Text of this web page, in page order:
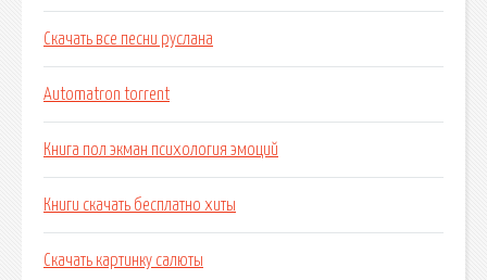
Скачать все песни руслана
Automatron torrent
Книга пол экман психология эмоций
Книги скачать бесплатно хиты
Скачать картинку салюты